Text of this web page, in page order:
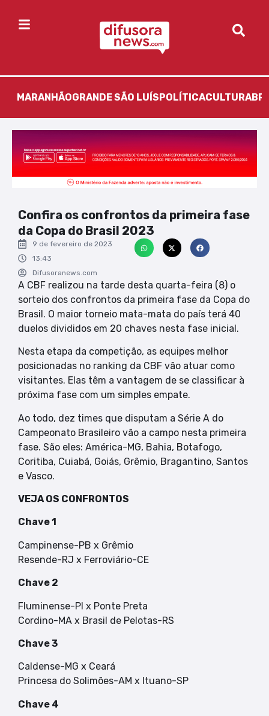
MARANHÃOGRANDE SÃO LUÍS POLÍTICACULTURA
Confira os confrontos da primeira fase
da Copa do Brasil 2023
9 de fevereiro de 2023
13:43
Difusoranews.com
A CBF realizou na tarde desta quarta-feira (8) o
sorteio dos confrontos da primeira fase da Copa do
Brasil. O maior torneio mata-mata do país terá 40
duelos divididos em 20 chaves nesta fase inicial.
Nesta etapa da competição, as equipes melhor
posicionadas no ranking da CBF vão atuar como
visitantes. Elas têm a vantagem de se classificar à
próxima fase com um simples empate.
Ao todo, dez times que disputam a Série A do
Campeonato Brasileiro vão a campo nesta primeira
fase. São eles: América-MG, Bahia, Botafogo,
Coritiba, Cuiabá, Goiás, Grêmio, Bragantino, Santos
e Vasco.
VEJA OS CONFRONTOS
Chave 1
Campinense-PB x Grêmio
Resende-RJ x Ferroviário-CE
Chave 2
Fluminense-PI x Ponte Preta
Cordino-MA x Brasil de Pelotas-RS
Chave 3
Caldense-MG x Ceará
Princesa do Solimões-AM x Ituano-SP
Chave 4